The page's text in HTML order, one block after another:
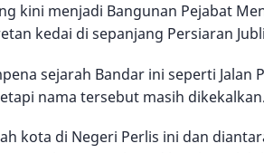
kini menjadi Bangunan Pejabat
kedai di sepanjang Persiaran
sejarah Bandar ini seperti Jalan
nama tersebut masih dikekalkan.
kota di Negeri Perlis ini dan